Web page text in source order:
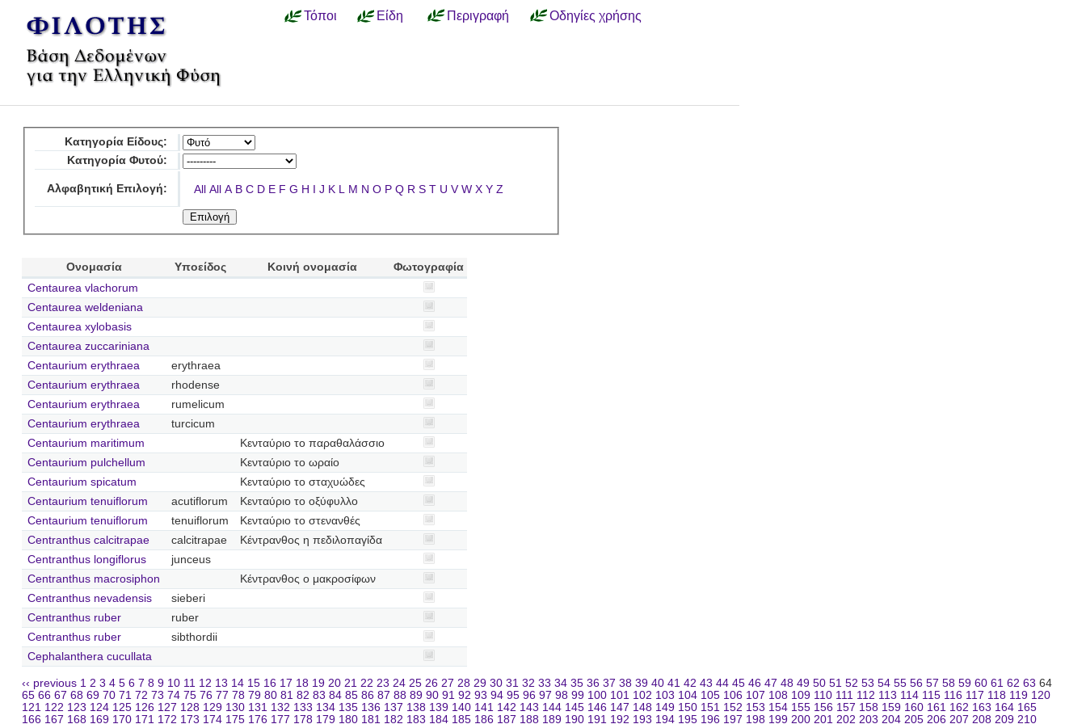
Τόποι Είδη Περιγραφή Οδηγίες χρήσης
Κατηγορία Είδους:
Κατηγορία Φυτού:
Αλφαβητική Επιλογή: All All A B C D E F G H I J K L M N O P Q R S T U V W X Y Z
Ονομασία Υποείδος Κοινή ονομασία
Φωτογραφία
Centaurea vlachorum
Centaurea weldeniana
Centaurea xylobasis
Centaurea zuccariniana
Centaurium erythraea
erythraea
Centaurium erythraea
rhodense
Centaurium erythraea
rumelicum
Centaurium erythraea
turcicum
Centaurium maritimum
Κενταύριο το παραθαλάσσιο
Centaurium pulchellum
Κενταύριο το ωραίο
Centaurium spicatum
Κενταύριο το σταχυώδες
Centaurium tenuiflorum
acutiflorum
Κενταύριο το οξύφυλλο
Centaurium tenuiflorum
tenuiflorum
Κενταύριο το στενανθές
Centranthus calcitrapae
calcitrapae
Κέντρανθος η πεδιλοπαγίδα
Centranthus longiflorus
junceus
Centranthus macrosiphon
Κέντρανθος ο μακροσίφων
Centranthus nevadensis
sieberi
Centranthus ruber
ruber
Centranthus ruber
sibthordii
Cephalanthera cucullata
‹‹ previous 1 2 3 4 5 6 7 8 9 10 11 12 13 14 15 16 17 18 19 20 21 22 23 24 25 26 27 28 29 30 31 32 33 34 35 36 37 38 39 40 41 42 43 44 45 46 47 48 49 50 51 52 53 54 55 56 57 58 59 60 61 62 63 64
65 66 67 68 69 70 71 72 73 74 75 76 77 78 79 80 81 82 83 84 85 86 87 88 89 90 91 92 93 94 95 96 97 98 99 100 101 102 103 104 105 106 107 108 109 110 111 112 113 114 115 116 117 118 119 120
121 122 123 124 125 126 127 128 129 130 131 132 133 134 135 136 137 138 139 140 141 142 143 144 145 146 147 148 149 150 151 152 153 154 155 156 157 158 159 160 161 162 163 164 165
166 167 168 169 170 171 172 173 174 175 176 177 178 179 180 181 182 183 184 185 186 187 188 189 190 191 192 193 194 195 196 197 198 199 200 201 202 203 204 205 206 207 208 209 210